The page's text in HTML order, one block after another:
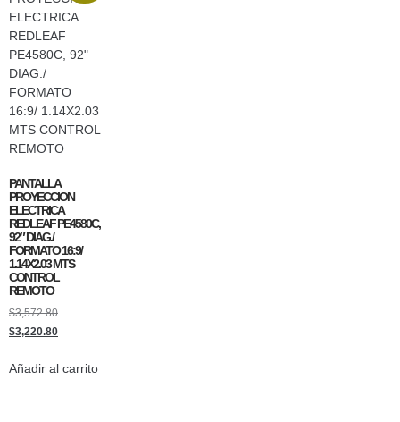
PANTALLA
PROYECCION
ELECTRICA
REDLEAF PE4580C,
92″ DIAG./
FORMATO 16:9/
1.14X2.03 MTS
CONTROL
REMOTO
$3,572.80
$3,220.80
Añadir al carrito